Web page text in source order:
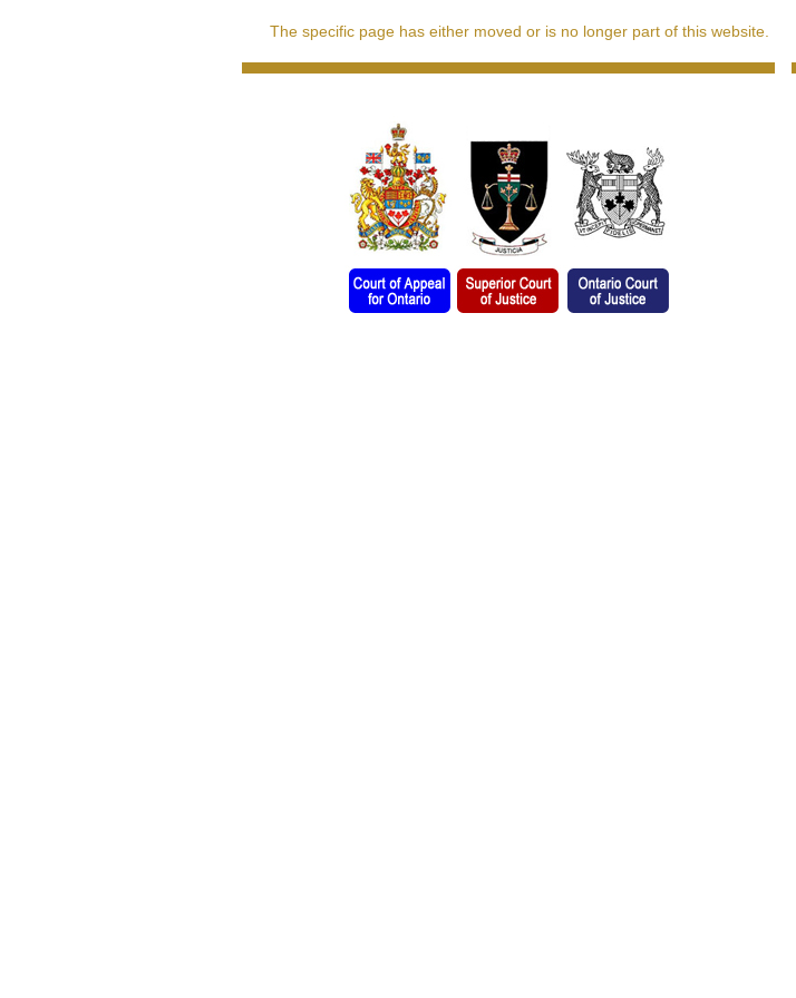
The specific page has either moved or is no longer part of this website.